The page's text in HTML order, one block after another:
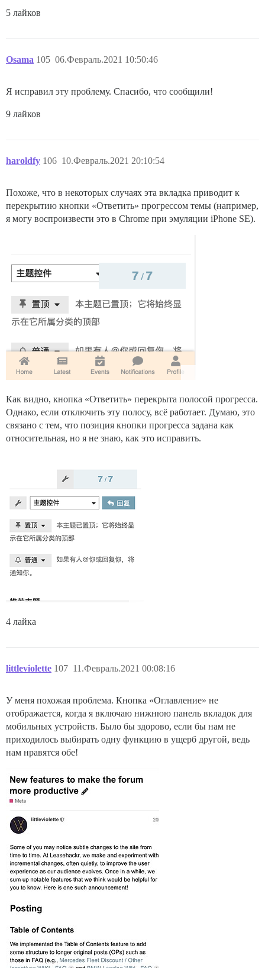
5 лайков
Osama 06.Февраль.2021 10:50:46
105
Я исправил эту проблему. Спасибо, что сообщили!
9 лайков
haroldfy 10.Февраль.2021 20:10:54
106
Похоже, что в некоторых случаях эта вкладка приводит к
перекрытию кнопки «Ответить» прогрессом темы (например,
я могу воспроизвести это в Chrome при эмуляции iPhone SE).
Как видно, кнопка «Ответить» перекрыта полосой прогресса.
Однако, если отключить эту полосу, всё работает. Думаю, это
связано с тем, что позиция кнопки прогресса задана как
относительная, но я не знаю, как это исправить.
4 лайка
littleviolette 11.Февраль.2021 00:08:16
107
У меня похожая проблема. Кнопка «Оглавление» не
отображается, когда я включаю нижнюю панель вкладок для
мобильных устройств. Было бы здорово, если бы нам не
приходилось выбирать одну функцию в ущерб другой, ведь
нам нравятся обе!